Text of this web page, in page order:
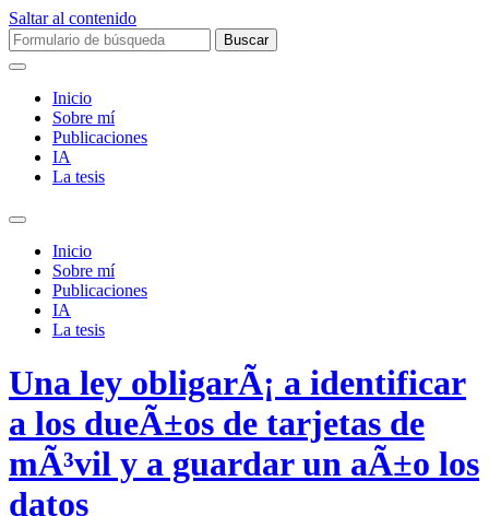
Saltar al contenido
Buscar:
Inicio
Sobre mí­
Publicaciones
IA
La tesis
Alternar
campo
búsqueda
Inicio
Sobre mí­
Publicaciones
IA
La tesis
Una ley obligarÃ¡ a identificar
a los dueÃ±os de tarjetas de
mÃ³vil y a guardar un aÃ±o los
datos